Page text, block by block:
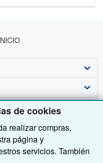
de cookies
realizar compras,
página y
servicios. También